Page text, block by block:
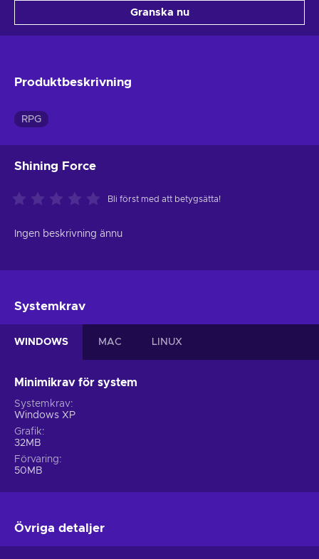
Granska nu
Produktbeskrivning
RPG
Shining Force
Bli först med att betygsätta!
Ingen beskrivning ännu
Systemkrav
WINDOWS MAC LINUX
Minimikrav för system
Systemkrav
Windows XP
Grafik
32MB
Förvaring
50MB
Övriga detaljer